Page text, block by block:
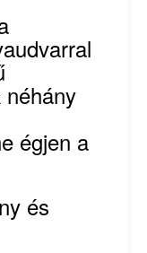
égjen a
és